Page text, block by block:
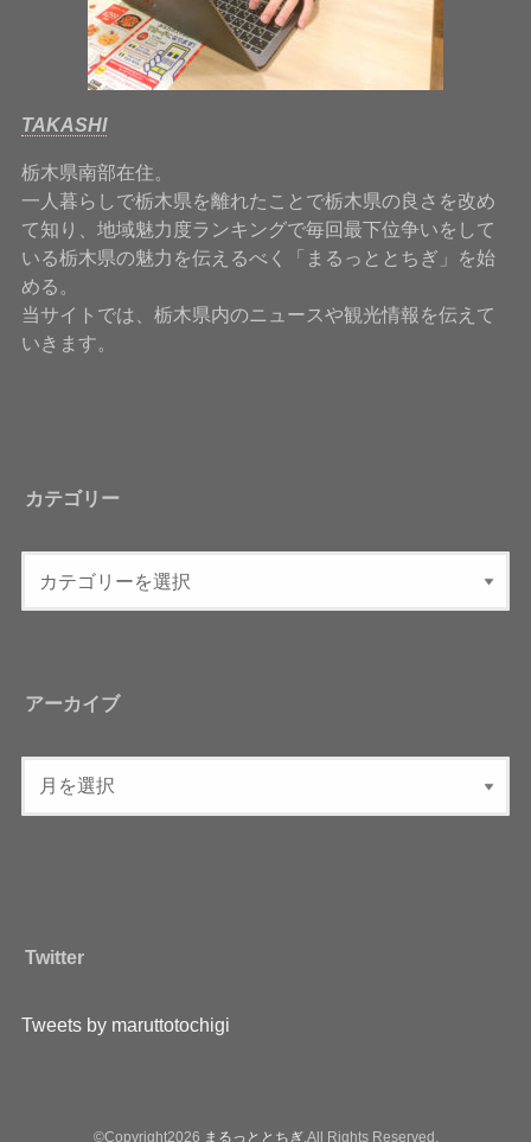
TAKASHI
栃木県南部在住。
一人暮らしで栃木県を離れたことで栃木県の良さを改め
て知り、地域魅力度ランキングで毎回最下位争いをして
いる栃木県の魅力を伝えるべく「まるっととちぎ」を始
める。
当サイトでは、栃木県内のニュースや観光情報を伝えて
いきます。
カテゴリー
アーカイブ
Twitter
Tweets by maruttotochigi
©Copyright2026 まるっととちぎ.All Rights Reserved.